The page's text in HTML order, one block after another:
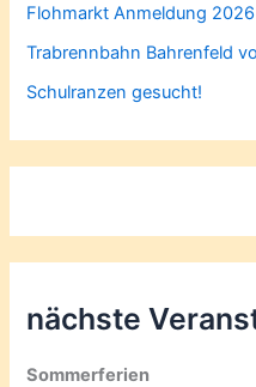
Flohmarkt Anmeldung 2026
Trabrennbahn Bahrenfeld
Schulranzen gesucht!
nächste
Sommerferien